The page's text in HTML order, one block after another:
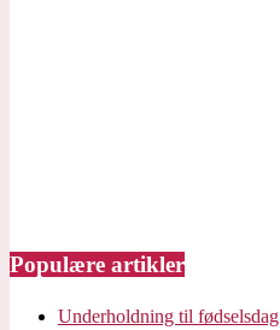
Populære artikler
Underholdning til fødselsdag